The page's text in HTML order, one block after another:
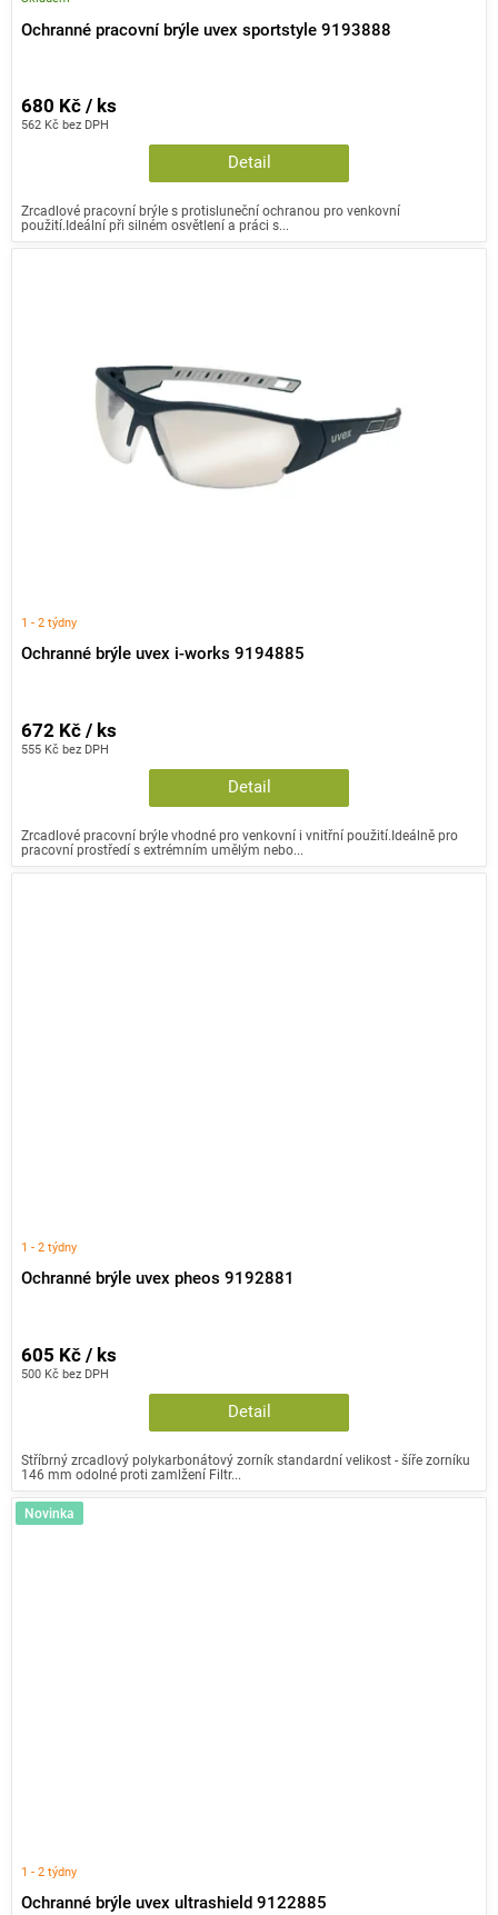
Ochranné pracovní brýle uvex sportstyle 9193888
562 Kč bez DPH
680 Kč / ks
Detail
Zrcadlové pracovní brýle s protisluneční ochranou pro venkovní
použití.Ideální při silném osvětlení a práci s...
Ochranné brýle uvex i-works 9194885
1 - 2 týdny
555 Kč bez DPH
672 Kč / ks
Detail
Zrcadlové pracovní brýle vhodné pro venkovní i vnitřní použití.Ideálně pro
pracovní prostředí s extrémním umělým nebo...
Ochranné brýle uvex pheos 9192881
1 - 2 týdny
500 Kč bez DPH
605 Kč / ks
Detail
Stříbrný zrcadlový polykarbonátový zorník standardní velikost - šíře zorníku
146 mm odolné proti zamlžení Filtr...
Novinka
Ochranné brýle uvex ultrashield 9122885
1 - 2 týdny